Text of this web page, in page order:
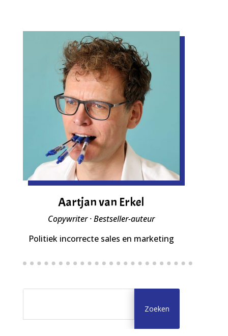
Aartjan van Erkel
Copywriter · Bestseller-auteur
Politiek incorrecte sales en marketing